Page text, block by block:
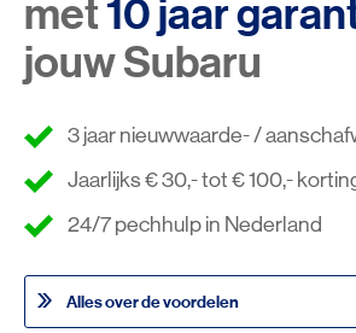
met10 jaar
jouw Subaru
3 jaar nieuwwaarde- /
Jaarlijks € 30,- tot € 100,-
24/7 pechhulp in Nederland
Alles over de voordelen